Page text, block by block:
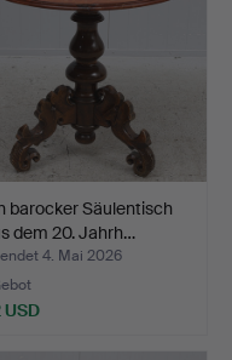
barocker Säulentisch
dem 20. Jahrh…
4. Mai 2026
USD